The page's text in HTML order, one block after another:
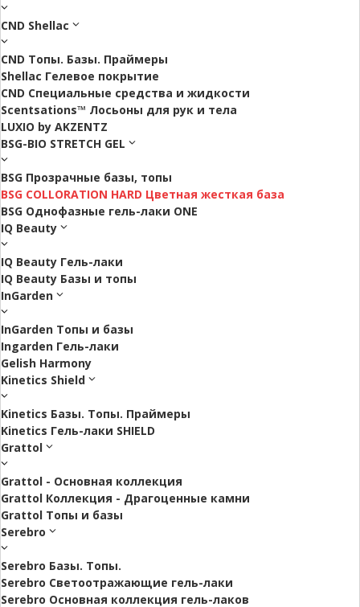
CND Shellac
CND Топы. Базы. Праймеры
Shellac Гелевое покрытие
CND Специальные средства и жидкости
Scentsations™ Лосьоны для рук и тела
LUXIO by AKZENTZ
BSG-BIO STRETCH GEL
BSG Прозрачные базы, топы
BSG COLLORATION HARD Цветная жесткая база
BSG Однофазные гель-лаки ONE
IQ Beauty
IQ Beauty Гель-лаки
IQ Beauty Базы и топы
InGarden
InGarden Топы и базы
Ingarden Гель-лаки
Gelish Harmony
Kinetics Shield
Kinetics Базы. Топы. Праймеры
Kinetics Гель-лаки SHIELD
Grattol
Grattol - Oснoвнaя коллекция
Grattol Коллекция - Драгоценные камни
Grattol Топы и базы
Serebro
Serebro Базы. Топы.
Serebro Светоотражающие гель-лаки
Serebro Основная коллекция гель-лаков